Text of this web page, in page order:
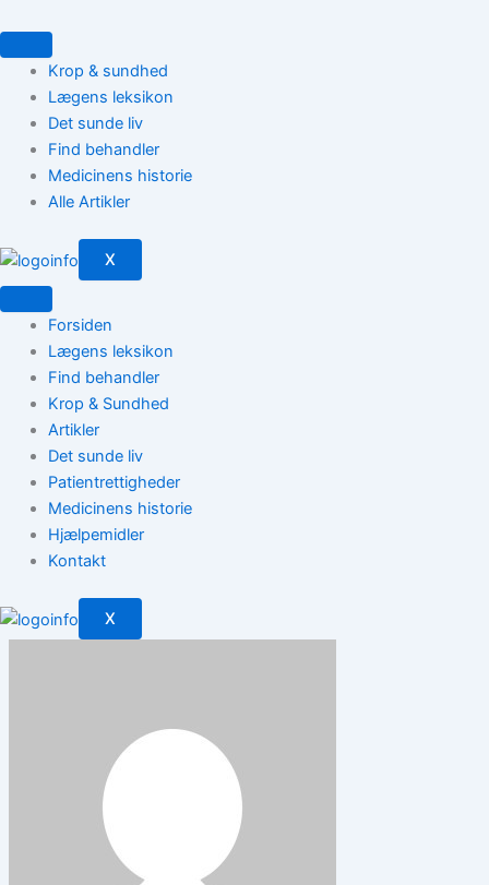
til
indholdetKrop & sundhed
Lægens leksikon
Det sunde liv
Find behandler
Medicinens historie
Alle Artikler
X
Forsiden
Lægens leksikon
Find behandler
Krop & Sundhed
Artikler
Det sunde liv
Patientrettigheder
Medicinens historie
Hjælpemidler
Kontakt
X